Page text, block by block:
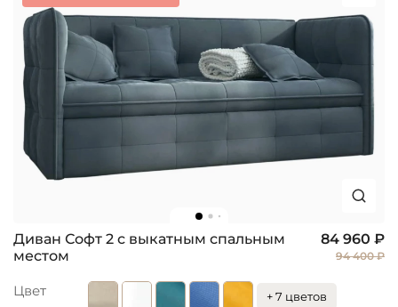
Диван Софт 2 с выкатным спальным
местом
84 960 ₽
94 400 ₽
Цвет + 7 цветов